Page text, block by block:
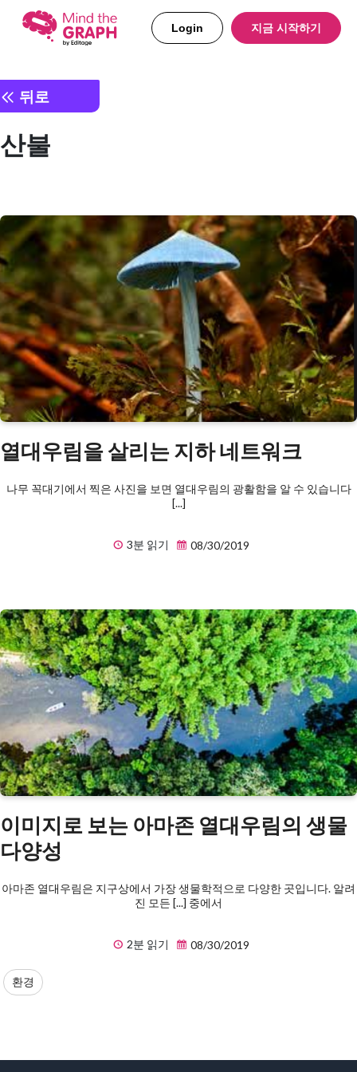
Login 지금 시작하기
뒤로
산불
열대우림을 살리는 지하 네트워크
나무 꼭대기에서 찍은 사진을 보면 열대우림의 광활함을 알 수 있습니다
[...]
3분 읽기 08/30/2019
이미지로 보는 아마존 열대우림의 생물
다양성
아마존 열대우림은 지구상에서 가장 생물학적으로 다양한 곳입니다. 알려
진 모든 [...] 중에서
2분 읽기 08/30/2019
환경